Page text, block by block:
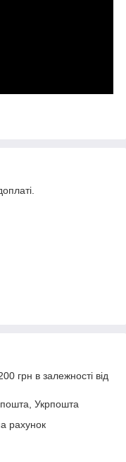
грн в залежності від
Укрпошта
рахунок